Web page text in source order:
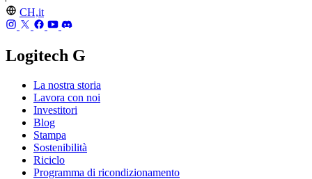
CH,it
Logitech G
La nostra storia
Lavora con noi
Investitori
Blog
Stampa
Sostenibilità
Riciclo
Programma di ricondizionamento